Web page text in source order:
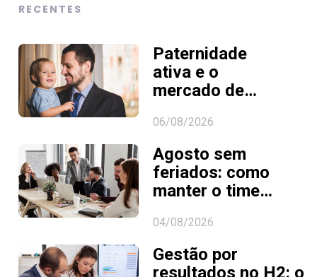
RECENTES
Paternidade
ativa e o
mercado de
o RH pode
apoiar essa
jornada
06/08/2026
Agosto sem
feriados: como
manter o time
motivado em
meses longos
04/08/2026
Gestão por
resultados no H2: o